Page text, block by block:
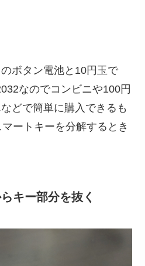
ボタン電池と10円玉で
なのでコンビニや100円
どで簡単に購入できるも
ートキーを分解するとき
キー部分を抜く